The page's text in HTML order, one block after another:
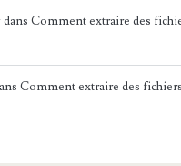
dans Comment extraire des
Comment extraire des